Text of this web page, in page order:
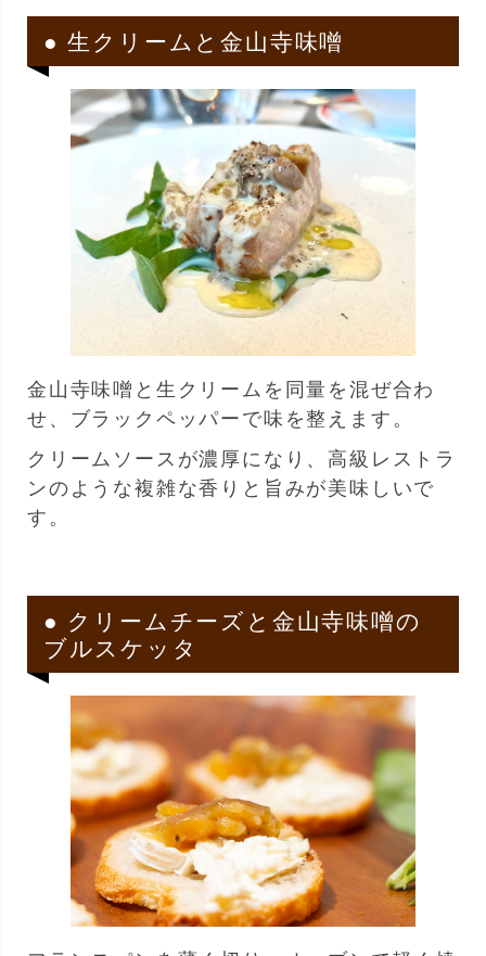
● 生クリームと金山寺味噌
金山寺味噌と生クリームを同量を混ぜ合わ
せ、ブラックペッパーで味を整えます。
クリームソースが濃厚になり、高級レストラ
ンのような複雑な香りと旨みが美味しいで
す。
● クリームチーズと金山寺味噌の
ブルスケッタ